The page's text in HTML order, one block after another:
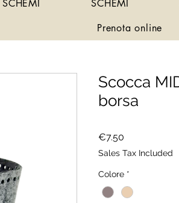
Scocca
borsa
€7.50
Sales Tax Included
Colore *
SCHEMI SCHEMI
Prenota online